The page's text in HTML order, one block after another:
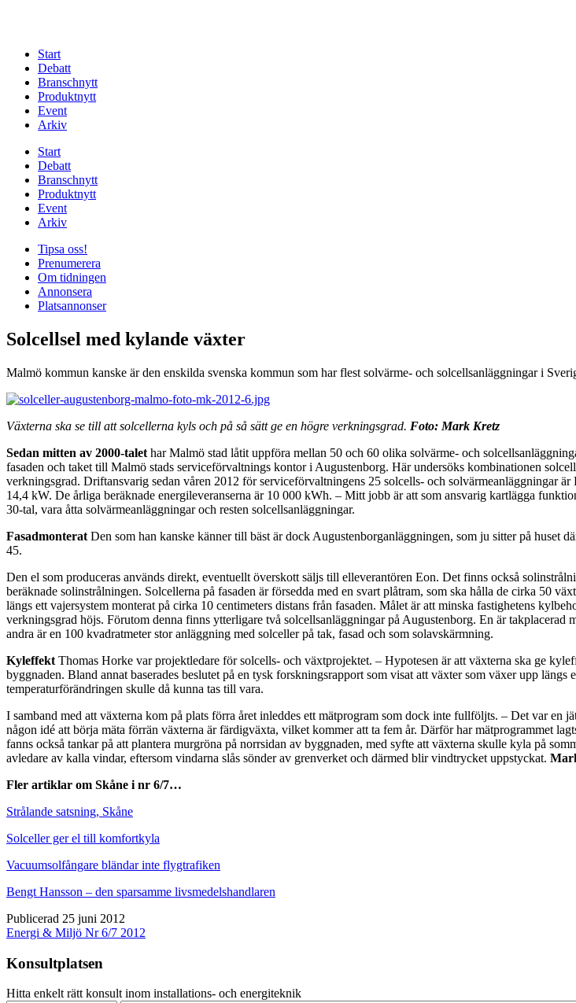
Start
Debatt
Branschnytt
Produktnytt
Event
Arkiv
Start
Debatt
Branschnytt
Produktnytt
Event
Arkiv
Tipsa oss!
Prenumerera
Om tidningen
Annonsera
Platsannonser
Solcellsel med kylande växter
Malmö kommun kanske är den enskilda svenska kommun som har flest solvärme- och solcellsanläggningar i
Växterna ska se till att solcellerna kyls och på så sätt ge en högre verkningsgrad. Foto: Mark Kretz
Sedan mitten av 2000-talet har Malmö stad låtit uppföra mellan 50 och 60 olika solvärme- och
fasaden och taket till Malmö stads serviceförvaltnings kontor i Augustenborg. Här undersöks kombinationen
verkningsgrad. Driftansvarig sedan våren 2012 för serviceförvaltningens 25 solcells- och solvärmeanläggningar
14,4 kW. De årliga beräknade energileveranserna är 10 000 kWh. – Mitt jobb är att som ansvarig kartlägga
30-tal, vara åtta solvärmeanläggningar och resten solcellsanläggningar.
Fasadmonterat Den som han kanske känner till bäst är dock Augustenborganläggningen, som ju sitter på huset
45.
Den el som produceras används direkt, eventuellt överskott säljs till elleverantören Eon. Det finns också
beräknade solinstrålningen. Solcellerna på fasaden är försedda med en svart plåtram, som ska hålla de cirka 50
längs ett vajersystem monterat på cirka 10 centimeters distans från fasaden. Målet är att minska fastighetens
verkningsgrad höjs. Förutom denna finns ytterligare två solcellsanläggningar på Augustenborg. En är
andra är en 100 kvadratmeter stor anläggning med solceller på tak, fasad och som solavskärmning.
Kyleffekt Thomas Horke var projektledare för solcells- och växtprojektet. – Hypotesen är att växterna ska ge
byggnaden. Bland annat baserades beslutet på en tysk forskningsrapport som visat att växter som växer upp
temperaturförändringen skulle då kunna tas till vara.
I samband med att växterna kom på plats förra året inleddes ett mätprogram som dock inte fullföljts. – Det var en
någon idé att börja mäta förrän växterna är färdigväxta, vilket kommer att ta fem år. Därför har mätprogrammet
fanns också tankar på att plantera murgröna på norrsidan av byggnaden, med syfte att växterna skulle kyla på
avledare av kalla vindar, eftersom vindarna slås sönder av grenverket och därmed blir vindtrycket uppstyckat.
Fler artiklar om Skåne i nr 6/7…
Strålande satsning, Skåne
Solceller ger el till komfortkyla
Vacuumsolfångare bländar inte flygtrafiken
Bengt Hansson – den sparsamme livsmedelshandlaren
Publicerad 25 juni 2012
Energi & Miljö Nr 6/7 2012
Konsultplatsen
Hitta enkelt rätt konsult inom installations- och energiteknik